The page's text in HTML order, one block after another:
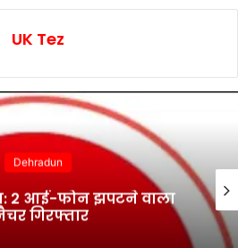
UK Tez
Dehradun
2 आई-फोन झपटने वाला
गिरफ्तार